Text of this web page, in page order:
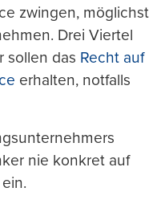
zwingen, möglichst
Drei Viertel
sollen das Recht auf
erhalten, notfalls
nie konkret auf